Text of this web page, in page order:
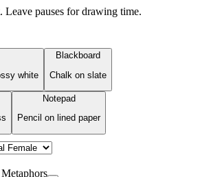
Leave pauses for drawing time.
white
Blackboard
Chalk on slate
Notepad
Pencil on lined paper